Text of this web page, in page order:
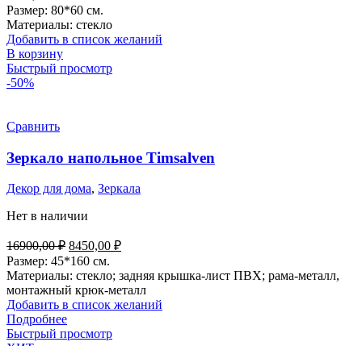
Размер: 80*60 см.
Материалы: стекло
Добавить в список желаний
В корзину
Быстрый просмотр
-50%
Сравнить
Зеркало напольное Timsalven
Декор для дома, Зеркала
Нет в наличии
16900,00₽ Первоначальная
цена
составляла
16900,00 ₽.
8450,00 ₽Текущая
8450,00 ₽.
Размер: 45*160 см.
Материалы: стекло; задняя крышка-лист ПВХ; рама-металл,
монтажный крюк-металл
Добавить в список желаний
Подробнее
Быстрый просмотр